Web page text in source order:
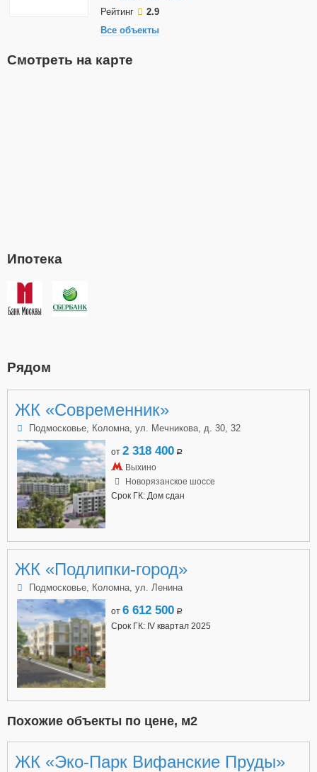
Рейтинг
2.9
Все объекты
Смотреть на карте
Ипотека
Рядом
ЖК «Современник»
Подмосковье, Коломна, ул. Мечникова, д. 30, 32
от 2 318 400 a
Выхино
Новорязанское шоссе
Срок ГК: Дом сдан
ЖК «Подлипки-город»
Подмосковье, Коломна, ул. Ленина
от 6 612 500 a
Срок ГК: IV квартал 2025
Похожие объекты по цене, м2
ЖК «Эко-Парк Вифанские Пруды»